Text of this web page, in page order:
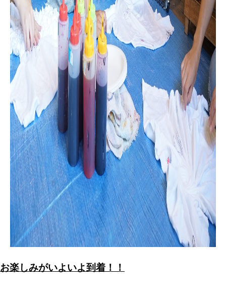
お楽しみがいよいよ到着！！